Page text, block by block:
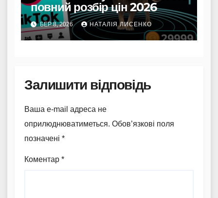
повний розбір цін 2026
БЕР 8, 2026 НАТАЛІЯ ЛИСЕНКО
Залишити відповідь
Ваша e-mail адреса не
оприлюднюватиметься. Обов’язкові поля
позначені *
Коментар *